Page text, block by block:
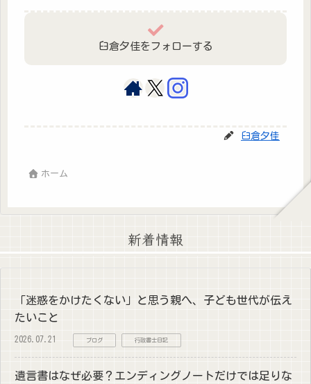
臼倉夕佳をフォローする
臼倉夕佳
ホーム
新着情報
「迷惑をかけたくない」と思う親へ、子ども世代が伝え
たいこと
2026.07.21 ブログ 行政書士日記
遺言書はなぜ必要？エンディングノートだけでは足りな